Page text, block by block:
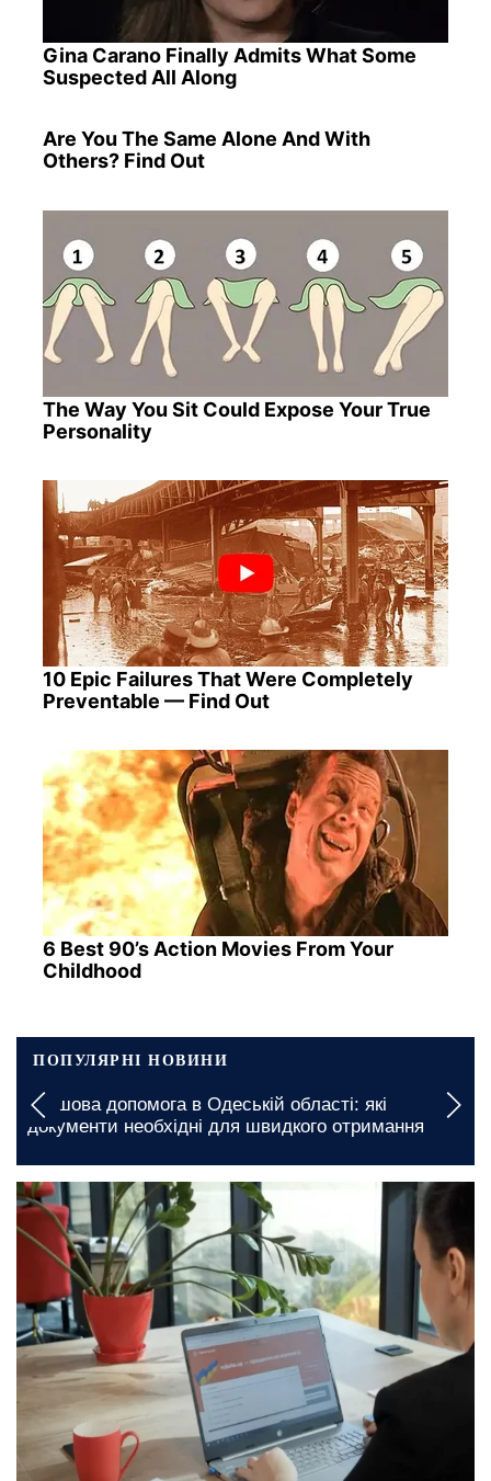
Gina Carano Finally Admits What Some
Suspected All Along
Are You The Same Alone And With
Others? Find Out
The Way You Sit Could Expose Your True
Personality
10 Epic Failures That Were Completely
Preventable — Find Out
6 Best 90’s Action Movies From Your
Childhood
ПОПУЛЯРНІ НОВИНИ
Безкоштовні продукти для ВПО та пенсіонерів у
Харкові: куди звертатися для отримання життєво
важливої допомоги
вчора, 22:30